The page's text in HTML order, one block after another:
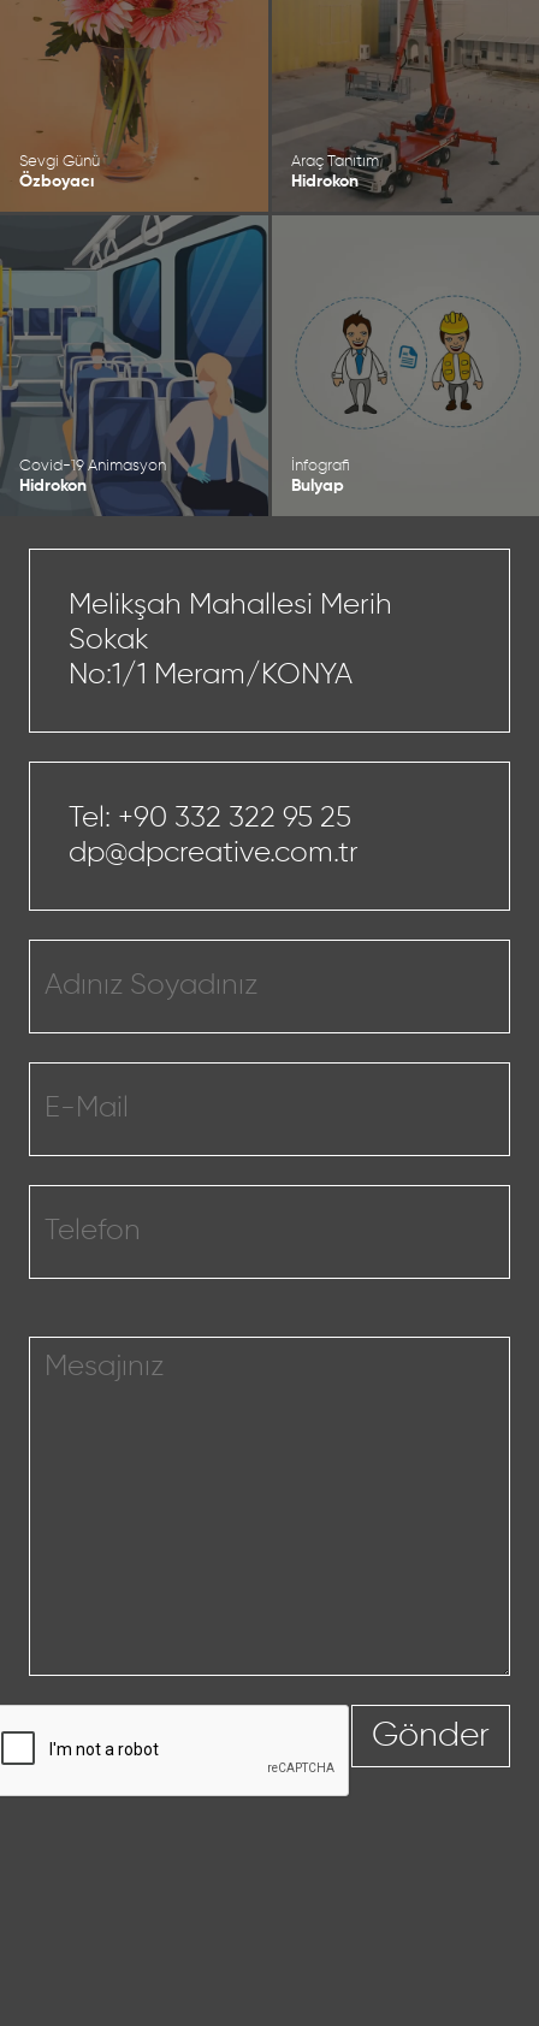
Sevgi Günü
Özboyacı
Araç Tanıtım
Hidrokon
Covid-19 Animasyon
Hidrokon
İnfografi
Bulyap
Melikşah Mahallesi Merih
Sokak
No:1/1 Meram/KONYA
Tel: +90 332 322 95 25
dp@dpcreative.com.tr
Gönder